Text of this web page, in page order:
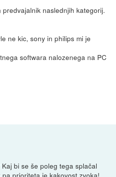
naslednjih kategorij.
ne kic, sony in philips mi je
softwara nalozenega na PC
bi se še poleg tega splačal